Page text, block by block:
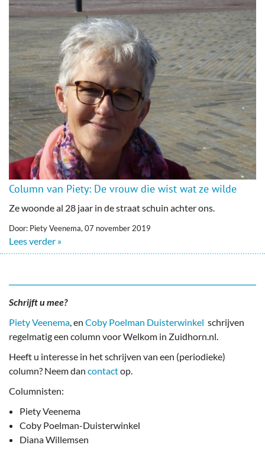
Column van Piety: De vrouw die wist wat ze wilde
Ze woonde al 28 jaar in de straat schuin achter ons.
Door: Piety Veenema, 07 november 2019
Lees verder »
Schrijft u mee?
Piety Veenema, en Coby Poelman Duisterwinkel schrijven
regelmatig een column voor Welkom in Zuidhorn.nl.
Heeft u interesse in het schrijven van een (periodieke)
column? Neem dan contactop.
Columnisten:
Piety Veenema
Coby Poelman-Duisterwinkel
Diana Willemsen